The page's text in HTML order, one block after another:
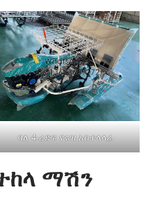
ባለ 4-ረድፍ የሩዝ አስተላላፊ
ማሽን